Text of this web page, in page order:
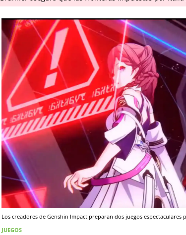
Los creadores de Genshin Impact preparan dos juegos espectaculares
JUEGOS